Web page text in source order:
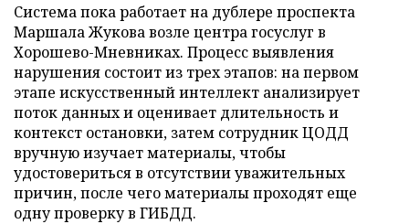
Система пока работает на дублере проспекта
Маршала Жукова возле центра госуслуг в
Хорошево-Мневниках. Процесс выявления
нарушения состоит из трех этапов: на первом
этапе искусственный интеллект анализирует
поток данных и оценивает длительность и
контекст остановки, затем сотрудник ЦОДД
вручную изучает материалы, чтобы
удостовериться в отсутствии уважительных
причин, после чего материалы проходят еще
одну проверку в ГИБДД.